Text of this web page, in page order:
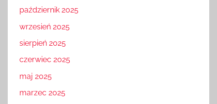
październik 2025
wrzesień 2025
sierpień 2025
czerwiec 2025
maj 2025
marzec 2025